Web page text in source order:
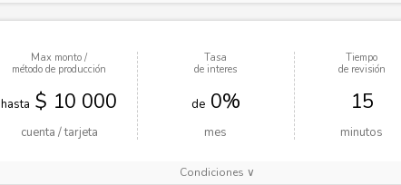
Max monto /
método de producción
hasta $ 10 000
cuenta / tarjeta
Tasa
de interes
de0%
mes
Tiempo
de revisión
15
minutos
Condiciones ∨